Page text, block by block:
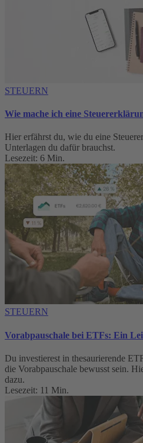
STEUERN
Wie mache ich eine
Hier erfährst du, wie du eine
Unterlagen du dafür brauchst.
Lesezeit: 6 Min.
STEUERN
Vorabpauschale bei ETFs: Ein
Du investierest in thesaurierende
die Vorabpauschale bewusst sein.
dazu.
Lesezeit: 11 Min.